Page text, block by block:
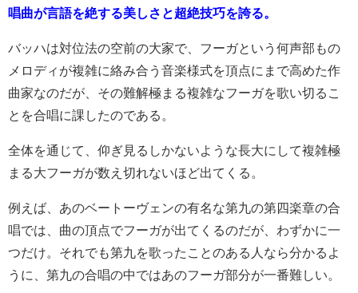
唱曲が言語を絶する美しさと超絶技巧を誇る。
バッハは対位法の空前の大家で、フーガという何声部もの
メロディが複雑に絡み合う音楽様式を頂点にまで高めた作
曲家なのだが、その難解極まる複雑なフーガを歌い切るこ
とを合唱に課したのである。
全体を通じて、仰ぎ見るしかないような長大にして複雑極
まる大フーガが数え切れないほど出てくる。
例えば、あのベートーヴェンの有名な第九の第四楽章の合
唱では、曲の頂点でフーガが出てくるのだが、わずかに一
つだけ。それでも第九を歌ったことのある人なら分かるよ
うに、第九の合唱の中ではあのフーガ部分が一番難しい。